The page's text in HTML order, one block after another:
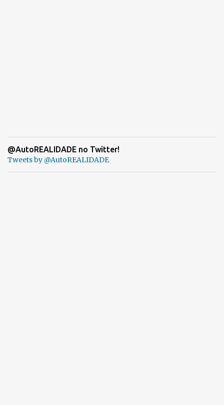
@AutoREALIDADE no Twitter!
Tweets by @AutoREALIDADE